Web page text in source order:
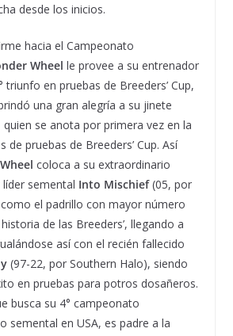
desde los inicios.
hacia el Campeonato
Wheel le provee a su entrenador
triunfo en pruebas de Breeders’ Cup,
una gran alegría a su jinete
quien se anota por primera vez en la
de pruebas de Breeders’ Cup. Así
coloca a su extraordinario
semental Into Mischief(05, por
como el padrillo con mayor número
de las Breeders’, llegando a
así con el recién fallecido
(97-22, por Southern Halo), siendo
en pruebas para potros dosañeros.
busca su 4° campeonato
semental en USA, es padre a la